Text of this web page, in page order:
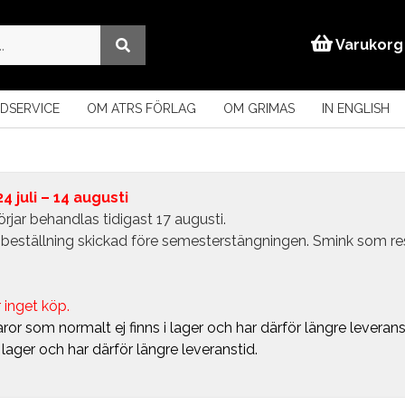
Varukorg
OM ATRS FÖRLAG OM GRIMAS IN ENGLISH
juli – 14 augusti
behandlas tidigast 17 augusti.
skickad före semesterstängningen. Smink som
inget köp.
som normalt ej finns i lager och har därför längre
och har därför längre leveranstid.